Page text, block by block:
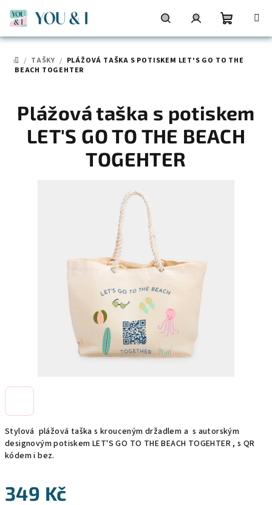
obsah
HledatPřihlášeníNákupní
DOMŮ
/ TAŠKY / PLÁŽOVÁ TAŠKA S POTISKEM LET'S GO TO THE
BEACH TOGEHTER
Stylová plážová taška s krouceným držadlem a s autorským
designovým potiskem LET'S GO TO THE BEACH TOGEHTER , s QR
kódem i bez.
349 Kč
Plážová taška s potiskem
LET'S GO TO THE BEACH
TOGEHTER